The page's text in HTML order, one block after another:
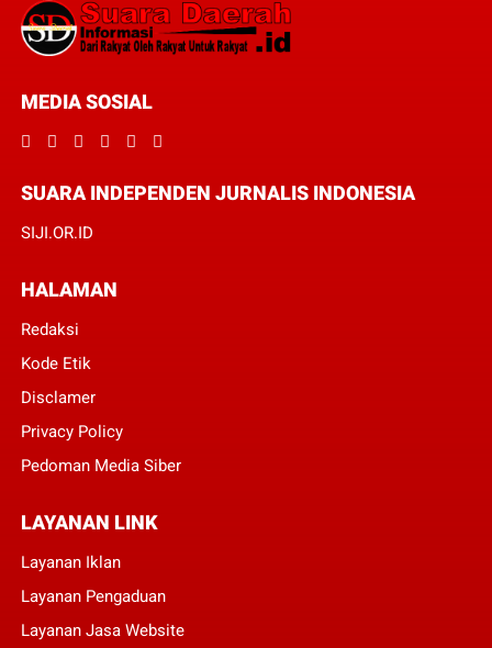
MEDIA SOSIAL
SUARA INDEPENDEN JURNALIS INDONESIA
SIJI.OR.ID
HALAMAN
Redaksi
Kode Etik
Disclamer
Privacy Policy
Pedoman Media Siber
LAYANAN LINK
Layanan Iklan
Layanan Pengaduan
Layanan Jasa Website